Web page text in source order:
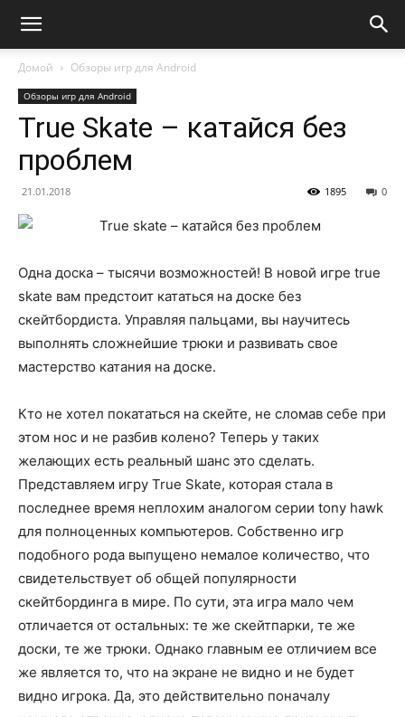
Домой Обзоры игр для Android
Обзоры игр для Android
True Skate – катайся без
проблем
21.01.2018 0
1895
Одна доска – тысячи возможностей! В новой игре true
skate вам предстоит кататься на доске без
скейтбордиста. Управляя пальцами, вы научитесь
выполнять сложнейшие трюки и развивать свое
мастерство катания на доске.
Кто не хотел покататься на скейте, не сломав себе при
этом нос и не разбив колено? Теперь у таких
желающих есть реальный шанс это сделать.
Представляем игру True Skate, которая стала в
последнее время неплохим аналогом серии tony hawk
для полноценных компьютеров. Собственно игр
подобного рода выпущено немалое количество, что
свидетельствует об общей популярности
скейтбординга в мире. По сути, эта игра мало чем
отличается от остальных: те же скейтпарки, те же
доски, те же трюки. Однако главным ее отличием все
же является то, что на экране не видно и не будет
видно игрока. Да, это действительно поначалу